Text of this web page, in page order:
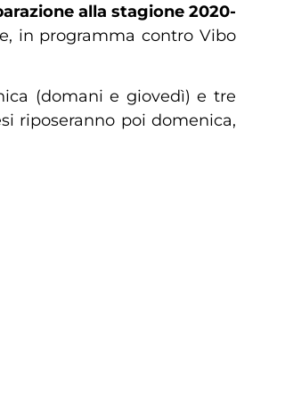
alla stagione 2020-
in programma contro Vibo
(domani e giovedì) e tre
riposeranno poi domenica,